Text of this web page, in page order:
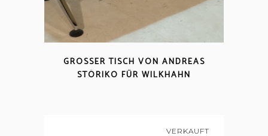
GROSSER TISCH VON ANDREAS S
TÖRIKO FÜR WILKHAHN
VERKAUFT